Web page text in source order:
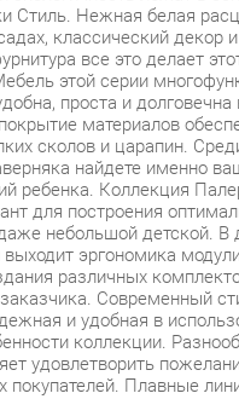
проста и долговечна в
материалов
сколов и царапин. Среди
найдете именно ваш
ребенка. Коллекция
для построения
небольшой детской. В
эргономика модули
различных
Современный
и удобная в
коллекции.
удовлетворить
Плавные
МДФ деталей
уют в интерьере.
8+. Каркас модулей
шимо светлый толщина
глянец толщина 16 мм,